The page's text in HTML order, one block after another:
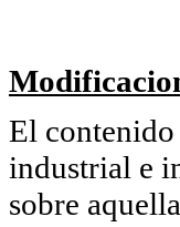
El contenido
industrial e
sobre